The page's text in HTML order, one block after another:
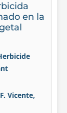
en la
Vicente,